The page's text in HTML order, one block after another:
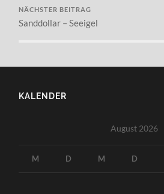
NÄCHSTER BEITRAG
Sanddollar – Seeigel
KALENDER
August 2026
M D M D